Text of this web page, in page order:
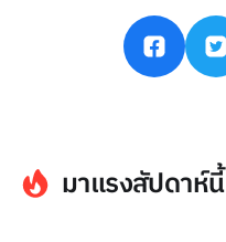
มาแรงสัปดาห์นี้